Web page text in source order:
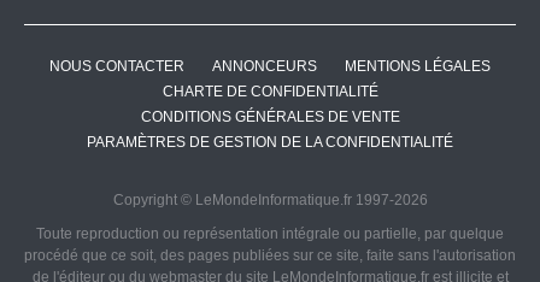
NOUS CONTACTER ANNONCEURS
MENTIONS LÉGALES
CHARTE DE CONFIDENTIALITÉ
CONDITIONS GÉNÉRALES DE VENTE
PARAMÈTRES DE GESTION DE LA CONFIDENTIALITÉ
Copyright © LeMondeInformatique.fr 1997-2026
Toute reproduction ou représentation intégrale ou partielle, par quelque
procédé que ce soit, des pages publiées sur ce site, faite sans l'autorisation
de l'éditeur ou du webmaster du site LeMondeInformatique.fr est illicite et